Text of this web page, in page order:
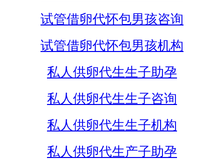
试管借卵代怀包男孩咨询
试管借卵代怀包男孩机构
私人供卵代生生子助孕
私人供卵代生生子咨询
私人供卵代生生子机构
私人供卵代生产子助孕